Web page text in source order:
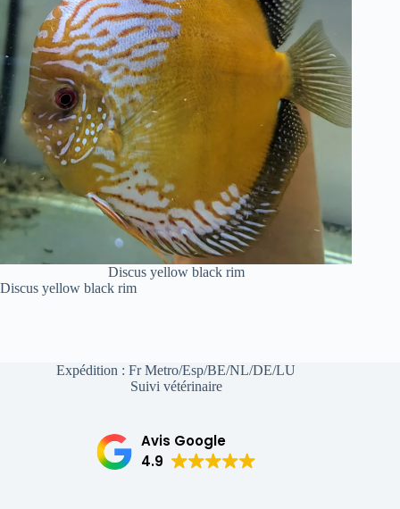
Discus yellow black rim
Discus yellow black rim
Expédition : Fr Metro/Esp/BE/NL/DE/LU
Suivi vétérinaire
Avis Google
4.9